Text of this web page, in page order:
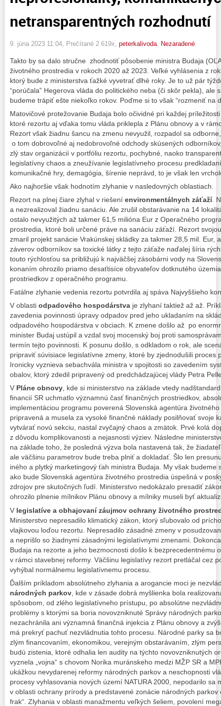
netransparentných rozhodnutí
9. júna 2023 11:04 , Prečítané 2 619x, peterkalivoda Nezaradené
Takto by sa dalo stručne zhodnotiť pôsobenie ministra Budaja
životného prostredia v rokoch 2020 až 2023. Veľké vyhlásenia z
ktorý bude z ministerstva ťažké vyvetrať dlhé roky. Je to už pár
“porúčala” Hegerova vláda do politického neba (či skôr pekla), ale
budeme trápiť ešte niekoľko rokov. Poďme si to však “rozmeniť na
Matovičové protežovanie Budaja bolo očividné pri každej
ktoré rezortu aj vďaka tomu vláda priklepla z Plánu obnovy a v
Rezort však žiadnu šancu na zmenu nevyužil, rozpadol sa
o tom dobrovoľné aj nedobrovoľné odchody skúsených
zlý stav organizácií v portfóliu rezortu, pochybné, naoko
legislatívny chaos a zneužívanie legislatívneho procesu
komunikačné hry, demagógia, šírenie neprávd, to je však len
Ako najhoršie však hodnotím zlyhanie v nasledovných oblastiach.
Rezort na plnej čiare zlyhal v riešení environmentálnych záťaží.
a nezrealizoval žiadnu sanáciu. Ale zrušil obstarávanie na 14
ostalo nevyužitých až takmer 61,5 milióna Eur z Operačného
prostredia, ktoré boli určené práve na sanáciu záťaží. Rezort
zmaril projekt sanácie Vrakúnskej skládky za takmer 28,5 mil. Eur,
záverov odborníkov sa toxické látky z tejto záťaže naďalej šíria
touto rýchlosťou sa približujú k najväčšej zásobárni vody na
konaním ohrozilo priamo desaťtisíce obyvateľov dotknutého
prostriedkov z operačného programu.
Fatálne zlyhanie vedenia rezortu potvrdila aj spáva Najvyššieho
V oblasti odpadového hospodárstva je zlyhaní taktiež až až.
zavedenia povinnosti úpravy odpadov pred jeho ukladaním na
odpadového hospodárstva v obciach. K zmene došlo až po
minister Budaj ustúpil a vzdal svoj mocenský boj proti
termín tejto povinnosti. K posunu došlo, s odkladom o rok, ale
pripraviť súvisiace legislatívne zmeny, ktoré by zjednodušili proces
Ironicky vyznieva sebachvála ministra v spojitosti so zavedením
obalov, ktorý zdedil pripravený od predchádzajúcej vlády Petra
V Pláne obnovy, kde si ministerstvo na základe vtedy
financií SR uchmatlo významnú časť finančných prostriedkov,
implementáciou programu poverená Slovenská agentúra
pripravená a musela za vysoké finančné náklady posilňovať svoje
vytvárať novú sekciu, nastal zvyčajný chaos a zmätok. Prvé kolá
z dôvodu komplikovanosti a nejasnosti výziev. Následne
na základe toho, že posledná výzva bola nastavená tak, že
ale väčšinu parametrov bude treba plniť a dokladať. Šlo len
iného a plytký marketingový ťah ministra Budaja. My však budeme
ako bude Slovenská agentúra životného prostredia úspešná v
zdrojov pre skutočných ľudí. Ministerstvo nedokázalo presadiť
ohrozilo plnenie mílnikov Plánu obnovy a mílniky museli byť
V legislatíve a obhajovaní záujmov ochrany životného
Ministerstvo nepresadilo klimatický zákon, ktorý sľubovalo od
vlajkovou loďou rezortu. Nepresadilo zásadné zmeny v
a neprišlo so žiadnymi zásadnými legislatívnymi zmenami.
Budaja na rezorte a jeho bezmocnosti došlo k bezprecedentnému
v rámci stavebnej reformy. Väčšinu legislatívy rezort pretláčal cez
vyhýbal normálnemu legislatívnemu procesu.
Ďalším príkladom absolútneho zlyhania a arogancie moci je
národných parkov , kde v zásade dobrá myšlienka bola
spôsobom, od zlého legislatívneho prístupu, po absolútne
problémy s ktorými sa boria novovzniknuté Správy národných
nezachránila ani významná finančná injekcia z Plánu obnovy a
má prekryť pachuť nezvládnutia tohto procesu. Národné parky sa
zlým financovaním, ekonomikou, verejným obstarávaním, zlým
budú zistenia, ktoré odhalia len audity na týchto novovzniknutých
vyznela „vojna“ s chovom Norika muránskeho medzi MŽP SR a
ukážkou nevydarenej reformy národných parkov a neschopnosti
procesy vyhlasovania nových území NATURA 2000, nepodarilo sa
v oblasti ochrany prírody a predstavené zonácie národných parkov
frak“. Zlyhania v oblasti manažmentu veľkých šeliem, povolení